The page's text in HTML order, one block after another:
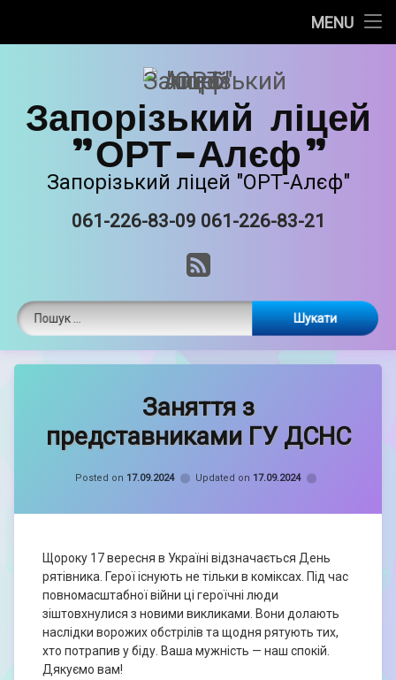
MENU
Прозорість та інформаційна відкритість
Безпечне освітнє середовище
Освітня діяльність
Виховна робота
Єврейські національні традиції
Матеріально-технічне забазпечення
ORT STEAM
Запорізький ліцей
"ОРТ-Алєф"
Запорізький ліцей "ОРТ-Алєф"
061-226-83-09 061-226-83-21
RSS
Пошук:
Заняття з
представниками ГУ ДСНС
Posted on 17.09.2024 Updated on 17.09.2024
Щороку 17 вересня в Україні відзначається День
рятівника. Герої існують не тільки в коміксах. Під час
повномасштабної війни ці героїчні люди
зіштовхнулися з новими викликами. Вони долають
наслідки ворожих обстрілів та щодня рятують тих,
хто потрапив у біду. Ваша мужність — наш спокій.
Дякуємо вам!